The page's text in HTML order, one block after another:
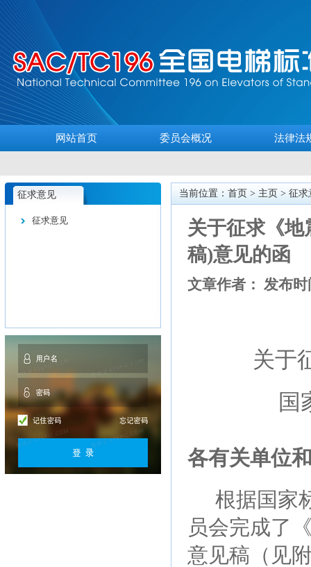
网站首页 委员会概况 法律法
征求意见
征求意见
当前位置：首页 > 主页 > 征求
关于征求《
稿)意见的函
文章作者： 发布时
关于
国
各有关单位
根据国家
员会完成了
意见稿（见